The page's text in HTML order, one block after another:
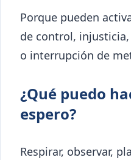
Porque pueden
de control,
o interrupción de
¿Qué puedo
espero?
Respirar, observar,